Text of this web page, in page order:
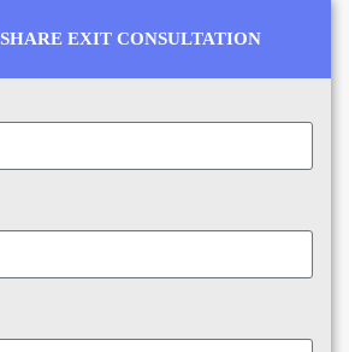
EXIT CONSULTATION